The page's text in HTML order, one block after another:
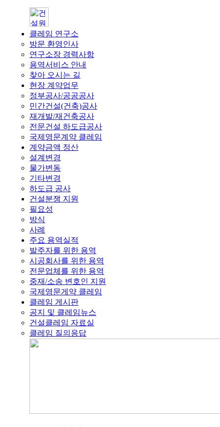
클레임 연구소
방문 환영인사
연구소장 경력사항
용역서비스 안내
찾아 오시는 길
현장 계약업무
정부공사/공공공사
민간건설(건축)공사
재개발/재건축공사
전문건설 하도급공사
국제영문계약 클레임
계약금액 정산
설계변경
물가변동
기타변경
하도급 공사
건설분쟁 지원
필요성
방식
사례
주요 용역실적
발주자를 위한 용역
시공회사를 위한 용역
전문업체를 위한 용역
중재/소송 변호인 지원
국제영문게약 클레임
클레임 게시판
공지 및 클레임뉴스
건설클레임 자료실
클레임 질의응답